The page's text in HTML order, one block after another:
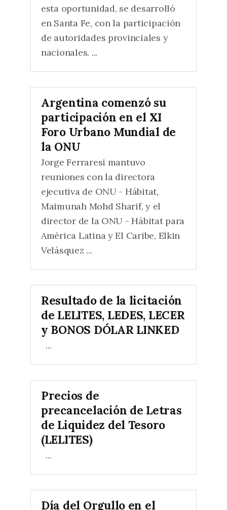
esta oportunidad, se desarrolló
en Santa Fe, con la participación
de autoridades provinciales y
nacionales. ...
Argentina comenzó su
participación en el XI
Foro Urbano Mundial de
la ONU
Jorge Ferraresi mantuvo
reuniones con la directora
ejecutiva de ONU - Hábitat,
Maimunah Mohd Sharif, y el
director de la ONU - Hábitat para
América Latina y El Caribe, Elkin
Velásquez ...
Resultado de la licitación
de LELITES, LEDES, LECER
y BONOS DÓLAR LINKED
...
Precios de
precancelación de Letras
de Liquidez del Tesoro
(LELITES)
...
Día del Orgullo en el